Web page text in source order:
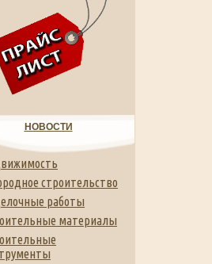
НОВОСТИ
строительство
работы
материалы